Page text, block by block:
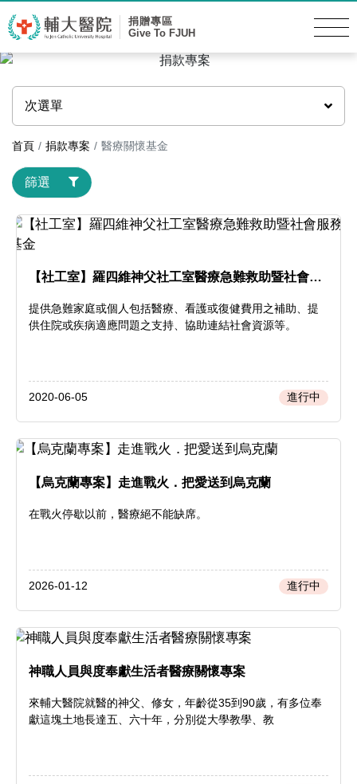
捐贈專區
Give To FJUH
次選單
首頁 捐款專案 醫療關懷基金
篩選
【社工室】羅四維神父社工室醫療急難救助暨社會服
提供急難家庭或個人包括醫療、看護或復健費用之補助、提
供住院或疾病適應問題之支持、協助連結社會資源等。
2020-06-05 進行中
【烏克蘭專案】走進戰火．把愛送到烏克蘭
在戰火停歇以前，醫療絕不能缺席。
2026-01-12 進行中
神職人員與度奉獻生活者醫療關懷專案
來輔大醫院就醫的神父、修女，年齡從35到90歲，有多位奉
獻這塊土地長達五、六十年，分別從大學教學、教